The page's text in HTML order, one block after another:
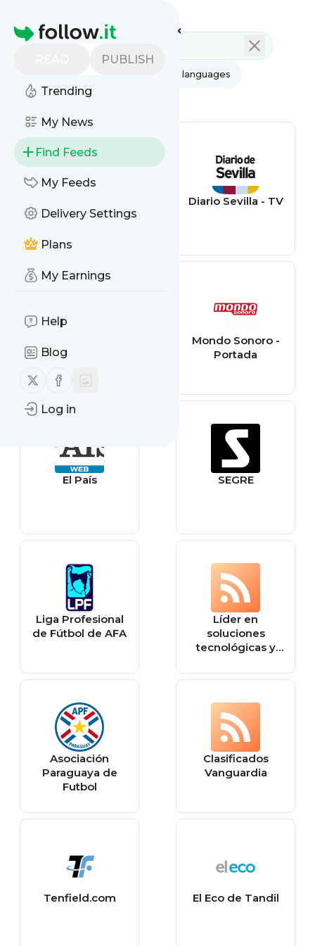
Homepage
PUBLISH
Trending
My News
Find Feeds
My Feeds
Delivery Settings
Plans
My Earnings
Help
Blog
Follow us on X (twitter)
Follow us on Facebook
Log in
All languages
All feed types
noticias
Diario Sevilla - TV
Valencia CF
Mondo Sonoro -
Portada
El País SEGRE
Liga Profesional
de Fútbol de AFA
Líder en
soluciones
tecnológicas y
SERESCO
Asociación
Paraguaya de
Futbol
Clasificados
Vanguardia
Tenfield.com El Eco de Tandil